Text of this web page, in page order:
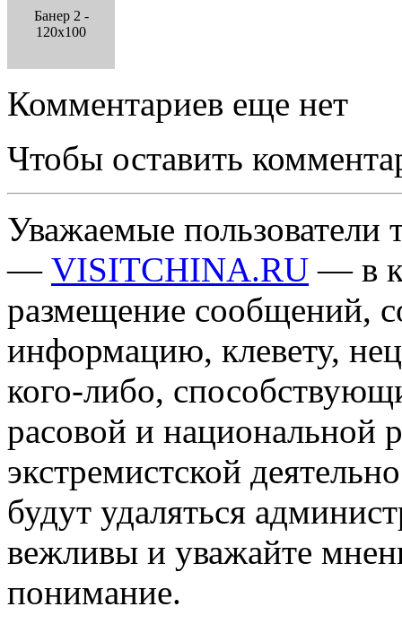
Банер 2 -
120x100
Комментариев еще нет
Чтобы оставить
Уважаемые пользователи
— VISITCHINA.RU — в
размещение сообщений,
информацию, клевету,
кого-либо,
расовой и национальной
экстремистской
будут удаляться
вежливы и уважайте
понимание.